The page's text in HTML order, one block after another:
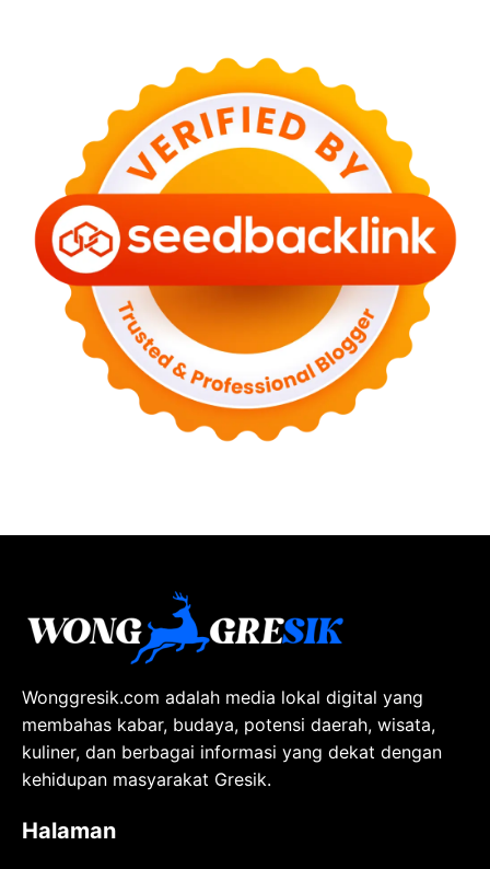
Wonggresik.com adalah media lokal digital yang
membahas kabar, budaya, potensi daerah, wisata,
kuliner, dan berbagai informasi yang dekat dengan
kehidupan masyarakat Gresik.
Halaman